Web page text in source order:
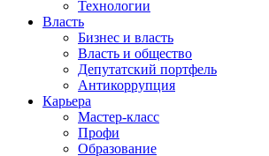
Технологии
Власть
Бизнес и власть
Власть и общество
Депутатский портфель
Антикоррупция
Карьера
Мастер-класс
Профи
Образование